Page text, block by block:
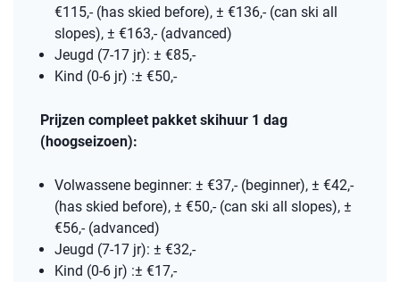
€115,- (has skied before), ± €136,- (can ski all
slopes), ± €163,- (advanced)
Jeugd (7-17 jr): ± €85,-
Kind (0-6 jr) :± €50,-
Prijzen compleet pakket skihuur 1 dag
(hoogseizoen):
Volwassene beginner: ± €37,- (beginner), ± €42,-
(has skied before), ± €50,- (can ski all slopes), ±
€56,- (advanced)
Jeugd (7-17 jr): ± €32,-
Kind (0-6 jr) :± €17,-